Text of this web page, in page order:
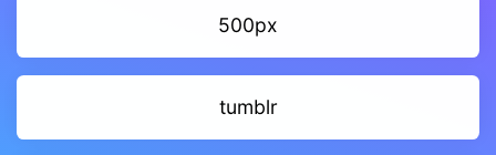
500px
tumblr